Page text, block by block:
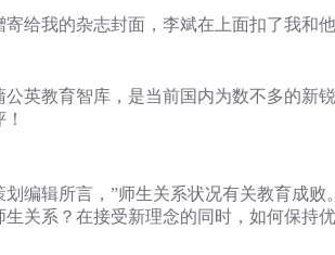
给我的杂志封面，李斌在上面扣了我和他
英教育智库，是当前国内为数不多的新
编辑所言，”师生关系状况有关教育成败
关系？在接受新理念的同时，如何保持